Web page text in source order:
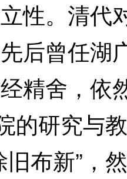
性。清代
后曾任湖
精舍，依
的研究与
旧布新”